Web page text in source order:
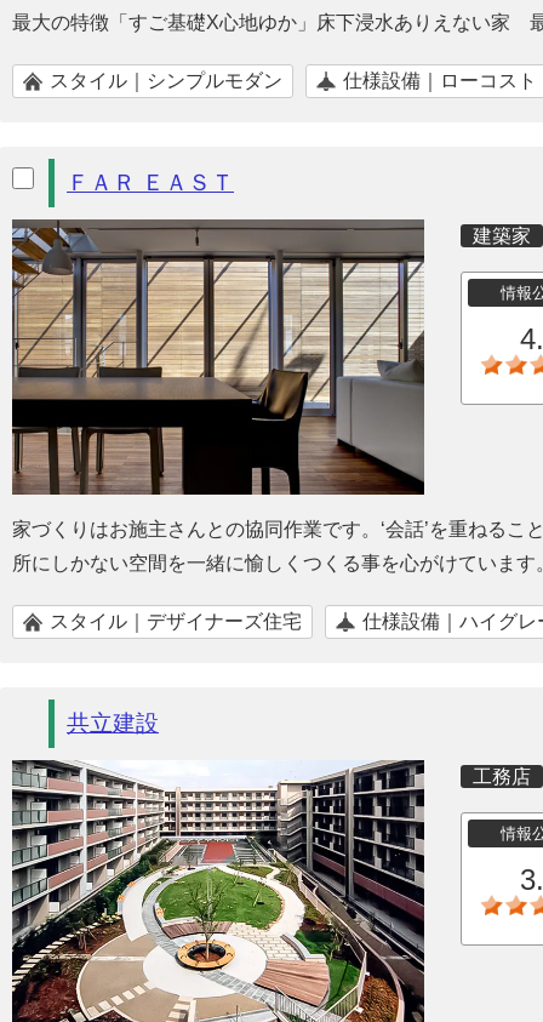
最大の特徴「すご基礎X心地ゆか」床下浸水ありえない
スタイル｜シンプルモダン 仕様設備｜ローコスト
ＦＡＲ ＥＡＳＴ
建築家
情報
家づくりはお施主さんとの協同作業です。‘会話’を重ねる
所にしかない空間を一緒に愉しくつくる事を心がけています
スタイル｜デザイナーズ住宅 仕様設備｜ハイグレ
共立建設
工務店
情報